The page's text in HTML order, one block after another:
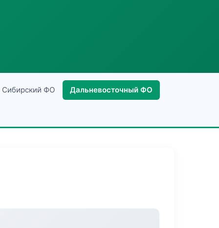
Сибирский ФО Дальневосточный ФО